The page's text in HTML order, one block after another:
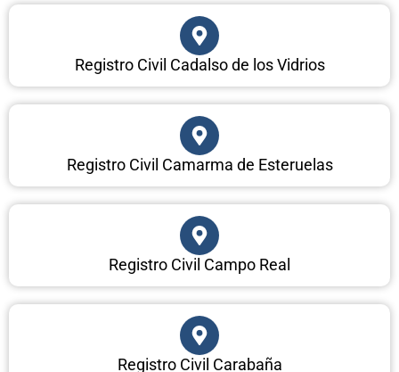
Registro Civil Cadalso de los Vidrios
Registro Civil Camarma de Esteruelas
Registro Civil Campo Real
Registro Civil Carabaña